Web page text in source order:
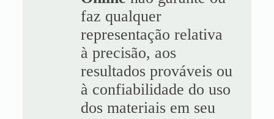
faz qualquer
representação relativa
à precisão, aos
resultados prováveis ​​ou
à confiabilidade do uso
dos materiais em seu